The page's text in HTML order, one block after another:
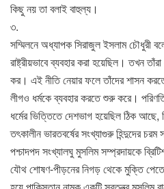
কিছু নয় তা বলাই বাহুল্য।
৩.
সম্মিলনে অধ্যাপক সিরাজুল ইসলাম চৌধুরী
রাষ্ট্রীয়ভাবে ব্যবহার করা হয়েছিল। তখন
কর। এই নীতি নেয়ার ফলে তাঁদের শাসন
লীগও ধর্মকে ব্যবহার করতে শুরু করে।
ধর্মের ভিত্তিতে দেশভাগ হয়েছিল ঠিক
তৎকালীন ভারতবর্ষের সংখ্যাগুরু হিন্দুদের চরম
পশ্চাদপদ সংখ্যালঘু মুসলিম সম্প্রদায়কে
যৌথ শোষণ-পীড়নের নিগড় থেকে মুক্তি